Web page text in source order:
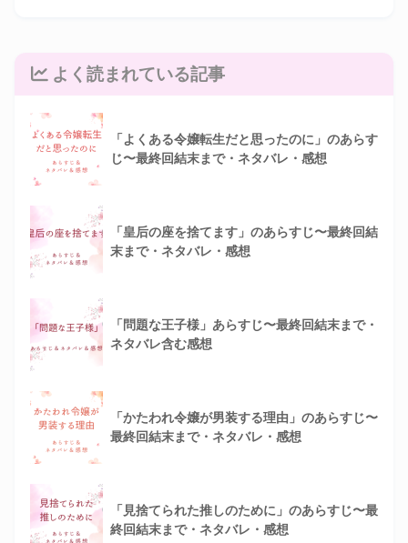
よく読まれている記事
「よくある令嬢転生だと思ったのに」のあらす
じ〜最終回結末まで・ネタバレ・感想
「皇后の座を捨てます」のあらすじ〜最終回結
末まで・ネタバレ・感想
「問題な王子様」あらすじ〜最終回結末まで・
ネタバレ含む感想
「かたわれ令嬢が男装する理由」のあらすじ〜
最終回結末まで・ネタバレ・感想
「見捨てられた推しのために」のあらすじ〜最
終回結末まで・ネタバレ・感想